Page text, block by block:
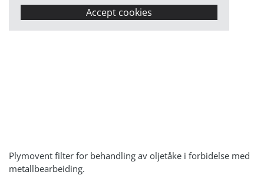
Accept cookies
Plymovent filter for behandling av oljetåke i forbidelse med
metallbearbeiding.